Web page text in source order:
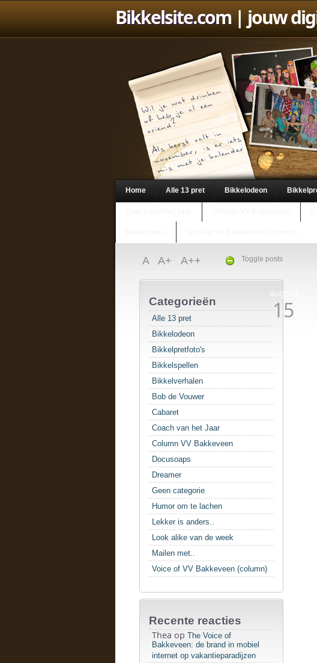
Bikkelsite.com| jouw
Home Alle 13 pret Bikkelodeon
Toggle posts
A A+ A++
Categorieën
Alle 13 pret
Bikkelodeon
Bikkelpretfoto's
Bikkelspellen
Bikkelverhalen
Bob de Vouwer
Cabaret
Coach van het Jaar
Column VV Bakkeveen
Docusoaps
Dreamer
Geen categorie
Humor om te lachen
Lekker is anders..
Look alike van de week
Mailen met..
Voice of VV Bakkeveen (column)
Recente reacties
Thea op The Voice of
Bakkeveen: de brand in mobiel
internet op vakantieparadijzen
aug/10
15